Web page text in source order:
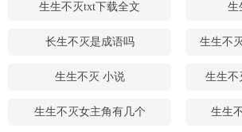
生生不灭txt下载全文 生
长生不灭是成语吗 生生不
生生不灭 小说 生生不
生生不灭女主角有几个 生生